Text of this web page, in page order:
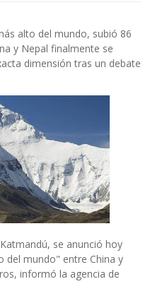
alto del mundo, subió 86
y Nepal finalmente se
dimensión tras un debate
se anunció hoy
del mundo" entre China y
informó la agencia de